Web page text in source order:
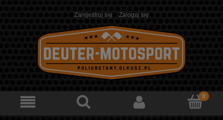
Zarejestruj się Zaloguj się